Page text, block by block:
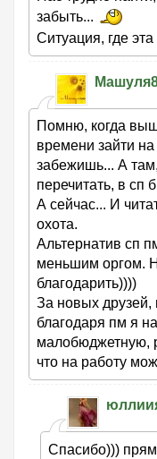
забыть...
Ситуация, где
Помню, когда
времени зайти
забежишь... А
перечитать, в сп
А сейчас... И
охота.
Альтернатив сп
меньшим оргом.
благодарить))))
За новых
благодаря пм я
малобюджетную,
что на работу
Спасибо)))